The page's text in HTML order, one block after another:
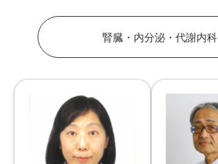
腎臓・内分泌・代謝内科